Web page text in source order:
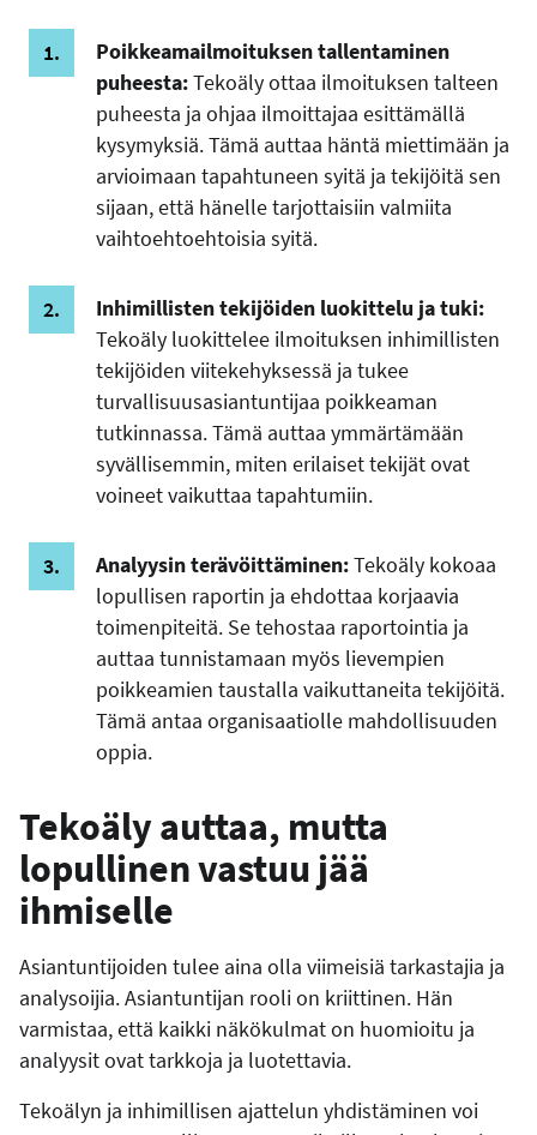
Poikkeamailmoituksen tallentaminen
puheesta:Tekoäly ottaa ilmoituksen talteen
puheesta ja ohjaa ilmoittajaa esittämällä
kysymyksiä. Tämä auttaa häntä miettimään ja
arvioimaan tapahtuneen syitä ja tekijöitä sen
sijaan, että hänelle tarjottaisiin valmiita
vaihtoehtoehtoisia syitä.
Inhimillisten tekijöiden luokittelu ja tuki:
Tekoäly luokittelee ilmoituksen inhimillisten
tekijöiden viitekehyksessä ja tukee
turvallisuusasiantuntijaa poikkeaman
tutkinnassa. Tämä auttaa ymmärtämään
syvällisemmin, miten erilaiset tekijät ovat
voineet vaikuttaa tapahtumiin.
Analyysin terävöittäminen:Tekoäly kokoaa
lopullisen raportin ja ehdottaa korjaavia
toimenpiteitä. Se tehostaa raportointia ja
auttaa tunnistamaan myös lievempien
poikkeamien taustalla vaikuttaneita tekijöitä.
Tämä antaa organisaatiolle mahdollisuuden
oppia.
Tekoäly auttaa, mutta
lopullinen vastuu jää
ihmiselle
Asiantuntijoiden tulee aina olla viimeisiä tarkastajia ja
analysoijia. Asiantuntijan rooli on kriittinen. Hän
varmistaa, että kaikki näkökulmat on huomioitu ja
analyysit ovat tarkkoja ja luotettavia.
Tekoälyn ja inhimillisen ajattelun yhdistäminen voi